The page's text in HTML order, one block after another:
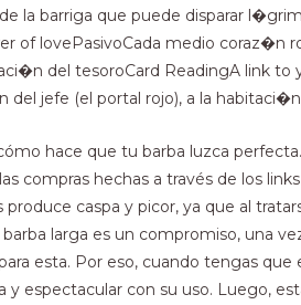
la barriga que puede disparar
of lovePasivoCada medio
del tesoroCard ReadingA link
del jefe (el portal rojo), a la
hace que tu barba luzca
compras hechas a través de los
caspa y picor, ya que al
barba larga es un compromiso, una
esta. Por eso, cuando tengas
espectacular con su uso. Luego,